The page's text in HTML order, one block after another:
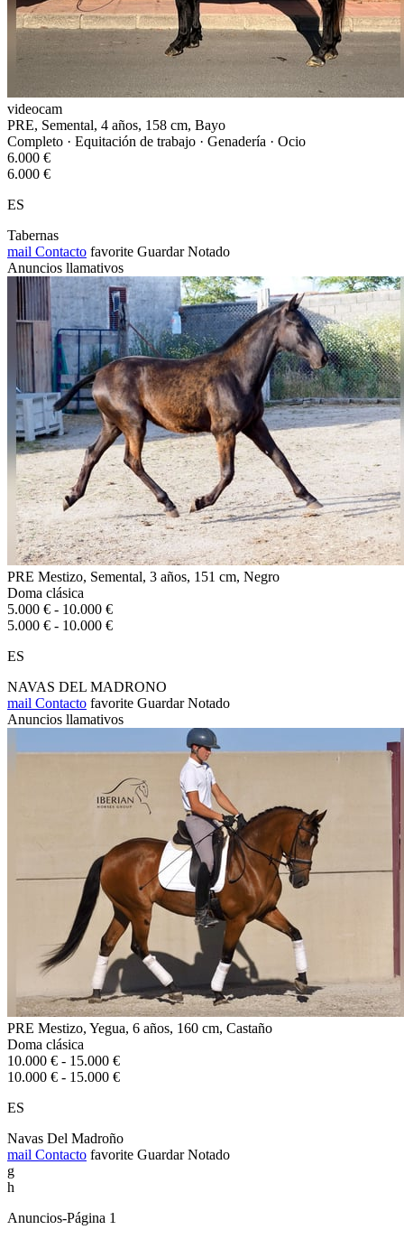
videocam
PRE, Semental, 4 años, 158 cm, Bayo
Completo · Equitación de trabajo · Genadería · Ocio
6.000 €
6.000 €
ES
Tabernas
mail Contacto favorite Guardar Notado
Anuncios llamativos
PRE Mestizo, Semental, 3 años, 151 cm, Negro
Doma clásica
5.000 € - 10.000 €
5.000 € - 10.000 €
ES
NAVAS DEL MADRONO
mail Contacto favorite Guardar Notado
Anuncios llamativos
PRE Mestizo, Yegua, 6 años, 160 cm, Castaño
Doma clásica
10.000 € - 15.000 €
10.000 € - 15.000 €
ES
Navas Del Madroño
mail Contacto favorite Guardar Notado
g
h
Anuncios-Página 1